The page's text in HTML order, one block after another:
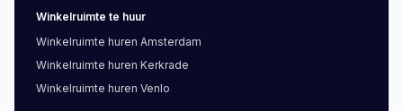
Winkelruimte te huur
Winkelruimte huren Amsterdam
Winkelruimte huren Kerkrade
Winkelruimte huren Venlo